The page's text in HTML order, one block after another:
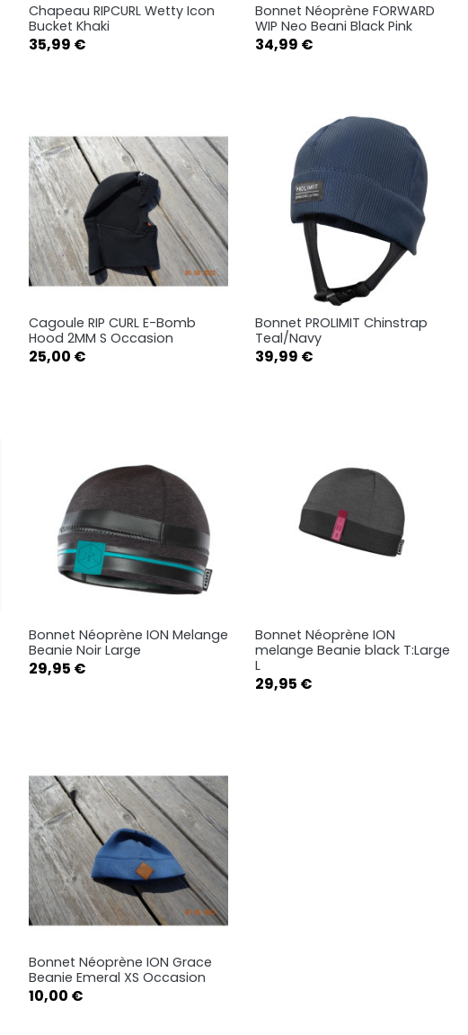
 Aperçu rapide
S-M
Chapeau RIPCURL Wetty Icon
Bucket Khaki
Prix
35,99 €
Aperçu rapide
Bonnet Néoprène FORWARD
WIP Neo Beani Black Pink
Prix
34,99 €
Aperçu rapide
Cagoule RIP CURL E-Bomb
Hood 2MM S Occasion
Prix
25,00 €
Aperçu rapide
S
Bonnet PROLIMIT Chinstrap
Teal/Navy
Prix
39,99 €
Aperçu rapide
Bonnet Néoprène ION Melange
Beanie Noir Large
Prix
29,95 €
Aperçu rapide
Bonnet Néoprène ION
melange Beanie black T:Large
L
Prix
29,95 €
Aperçu rapide
Bonnet Néoprène ION Grace
Beanie Emeral XS Occasion
Prix
10,00 €